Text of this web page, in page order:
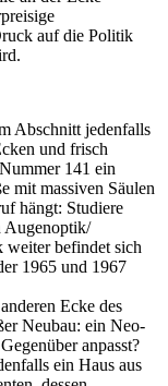
auf die Politik
Abschnitt jedenfalls
und frisch
141 ein
mit massiven Säulen
hängt: Studiere
Augenoptik/
befindet sich
1965 und 1967
Ecke des
Neubau: ein Neo-
anpasst?
ein Haus aus